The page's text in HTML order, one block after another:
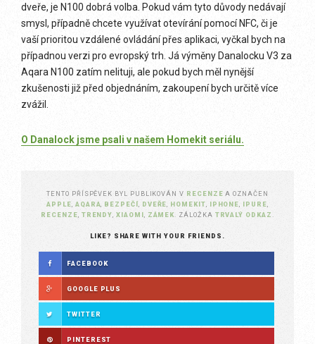
dveře, je N100 dobrá volba. Pokud vám tyto důvody nedávají
smysl, případně chcete využívat otevírání pomocí NFC, či je
vaší prioritou vzdálené ovládání přes aplikaci, vyčkal bych na
případnou verzi pro evropský trh. Já výměny Danalocku V3 za
Aqara N100 zatím nelituji, ale pokud bych měl nynější
zkušenosti již před objednáním, zakoupení bych určitě více
zvážil.
O Danalock jsme psali v našem Homekit seriálu.
TENTO PŘÍSPĚVEK BYL PUBLIKOVÁN V RECENZE A OZNAČEN
APPLE AQARA BEZPEČÍ DVEŘE HOMEKIT IPHONE IPURE
RECENZE TRENDY ,XIAOMI ZÁMEK . ZÁLOŽKA TRVALÝ ODKAZ
LIKE? SHARE WITH YOUR FRIENDS.
FACEBOOK
GOOGLE PLUS
TWITTER
PINTEREST